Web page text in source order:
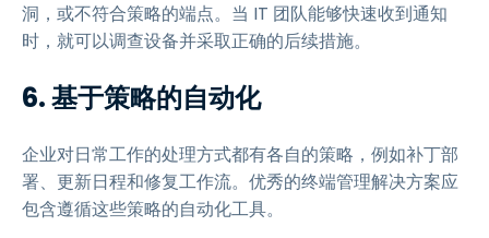
洞，或不符合策略的端点。当 IT 团队能够快速收到通知
时，就可以调查设备并采取正确的后续措施。
6. 基于策略的自动化
企业对日常工作的处理方式都有各自的策略，例如补丁部
署、更新日程和修复工作流。优秀的终端管理解决方案应
包含遵循这些策略的自动化工具。